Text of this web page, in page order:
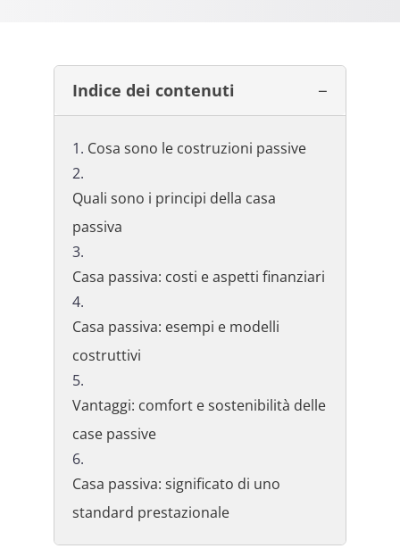
Indice dei contenuti
Cosa sono le costruzioni passive
Quali sono i principi della casa
passiva
Casa passiva: costi e aspetti finanziari
Casa passiva: esempi e modelli
costruttivi
Vantaggi: comfort e sostenibilità delle
case passive
Casa passiva: significato di uno
standard prestazionale